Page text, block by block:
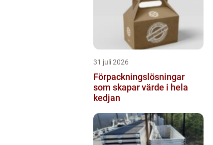
31 juli 2026
Förpackningslösningar
som skapar värde i hela
kedjan